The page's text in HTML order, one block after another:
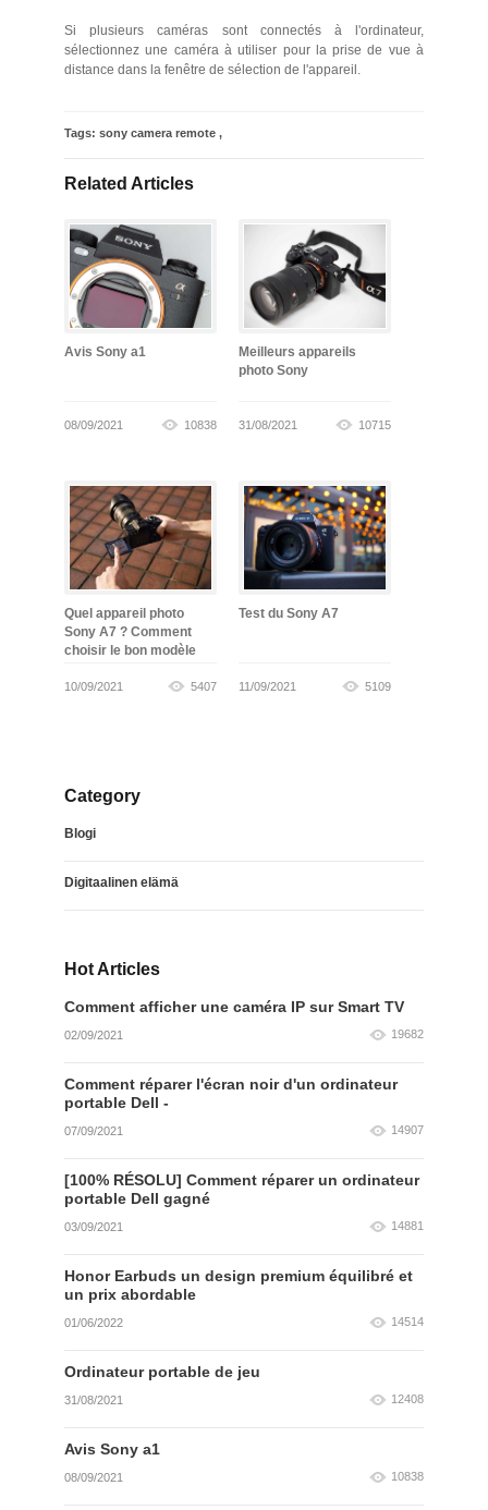
Si plusieurs caméras sont connectés à l'ordinateur,
sélectionnez une caméra à utiliser pour la prise de vue à
distance dans la fenêtre de sélection de l'appareil.
Tags: sony camera remote ,
Related Articles
Avis Sony a1
08/09/2021 10838
Meilleurs appareils
photo Sony
31/08/2021 10715
Quel appareil photo
Sony A7 ? Comment
choisir le bon modèle
10/09/2021 5407
Test du Sony A7
11/09/2021 5109
Category
Blogi
Digitaalinen elämä
Hot Articles
Comment afficher une caméra IP sur Smart TV
02/09/2021 19682
Comment réparer l'écran noir d'un ordinateur
portable Dell -
07/09/2021 14907
[100% RÉSOLU] Comment réparer un ordinateur
portable Dell gagné
03/09/2021 14881
Honor Earbuds un design premium équilibré et
un prix abordable
01/06/2022 14514
Ordinateur portable de jeu
31/08/2021 12408
Avis Sony a1
08/09/2021 10838